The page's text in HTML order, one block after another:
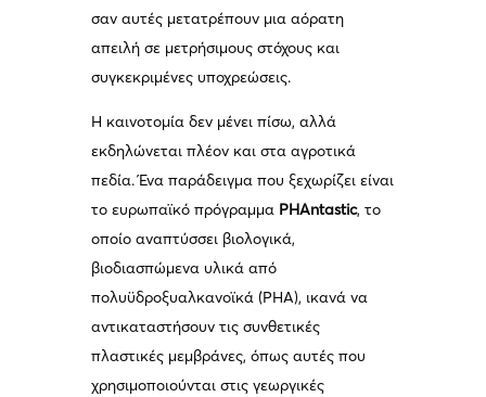
σαν αυτές μετατρέπουν μια αόρατη
απειλή σε μετρήσιμους στόχους και
συγκεκριμένες υποχρεώσεις.
Η καινοτομία δεν μένει πίσω, αλλά
εκδηλώνεται πλέον και στα αγροτικά
πεδία. Ένα παράδειγμα που ξεχωρίζει είναι
το ευρωπαϊκό πρόγραμμα PHAntastic, το
οποίο αναπτύσσει βιολογικά,
βιοδιασπώμενα υλικά από
πολυϋδροξυαλκανοϊκά (PHA), ικανά να
αντικαταστήσουν τις συνθετικές
πλαστικές μεμβράνες, όπως αυτές που
χρησιμοποιούνται στις γεωργικές